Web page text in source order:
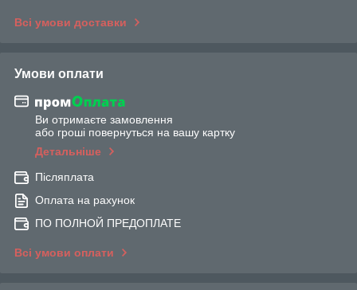
Всі умови доставки
Умови оплати
Ви отримаєте замовлення
або гроші повернуться на вашу картку
Детальніше
Післяплата
Оплата на рахунок
ПО ПОЛНОЙ ПРЕДОПЛАТЕ
Всі умови оплати